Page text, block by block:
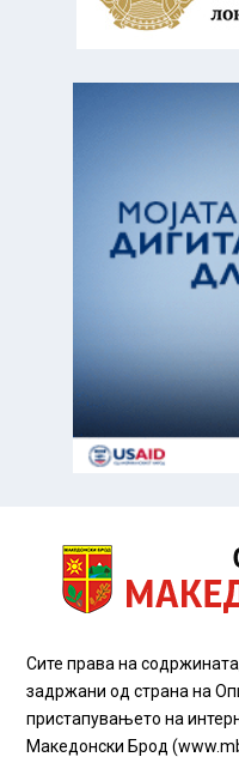
Сите права на
задржани од страна на
пристапувањето на
Македонски Брод